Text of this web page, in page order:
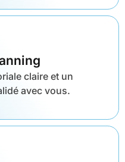
claire et un
avec vous.